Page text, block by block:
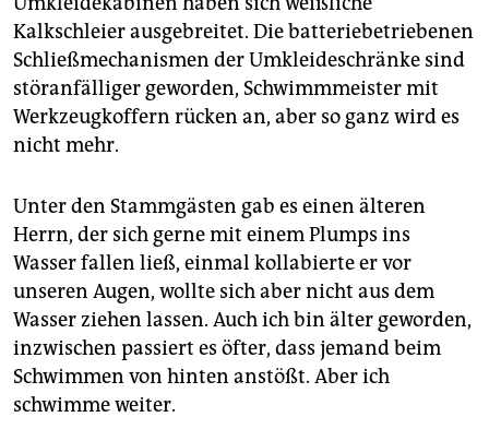
Kalkschleier ausgebreitet. Die batteriebetriebenen
Schließmechanismen der Umkleideschränke sind
störanfälliger geworden, Schwimmmeister mit
Werkzeugkoffern rücken an, aber so ganz wird es
nicht mehr.
Unter den Stammgästen gab es einen älteren
Herrn, der sich gerne mit einem Plumps ins
Wasser fallen ließ, einmal kollabierte er vor
unseren Augen, wollte sich aber nicht aus dem
Wasser ziehen lassen. Auch ich bin älter geworden,
inzwischen passiert es öfter, dass jemand beim
Schwimmen von hinten anstößt. Aber ich
schwimme weiter.